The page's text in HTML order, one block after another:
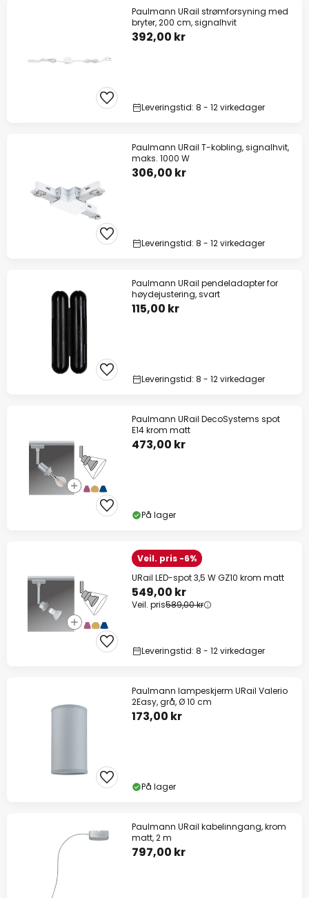
Paulmann URail strømforsyning med
bryter, 200 cm, signalhvit
392,00 kr
Leveringstid: 8 - 12 virkedager
Paulmann URail T-kobling, signalhvit,
maks. 1000 W
306,00 kr
Leveringstid: 8 - 12 virkedager
Paulmann URail pendeladapter for
høydejustering, svart
115,00 kr
Leveringstid: 8 - 12 virkedager
Paulmann URail DecoSystems spot
E14 krom matt
473,00 kr
På lager
Veil. pris -6%
URail LED-spot 3,5 W GZ10 krom matt
549,00 kr
Veil. pris589,00 kr
Leveringstid: 8 - 12 virkedager
Paulmann lampeskjerm URail Valerio
2Easy, grå, Ø 10 cm
173,00 kr
På lager
Paulmann URail kabelinngang, krom
matt, 2 m
797,00 kr